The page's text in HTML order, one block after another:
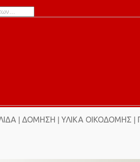
ΔΌΜΗΣΗ ΥΛΙΚΆ ΟΙΚΟΔΟΜΉΣ